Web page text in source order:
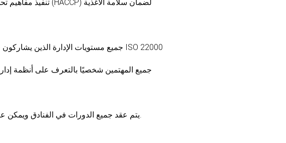
تنفيذ مفاهيم تحليل المخاطر ونقاط التحكم الحرجة (HACCP) لضمان سلامة الأغذية
جميع مستويات الإدارة الذين يشاركون في تنفيذ أنظمة إدارة سلامة الأغذية ISO 22000
جميع المهتمين شخصيًا بالتعرف على أنظمة
يتم عقد جميع الدورات في الفنادق ويمكن عقدها في مباني العملاء إذا لزم الأمر.